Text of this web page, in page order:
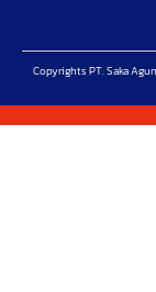
Copyrights PT. Saka